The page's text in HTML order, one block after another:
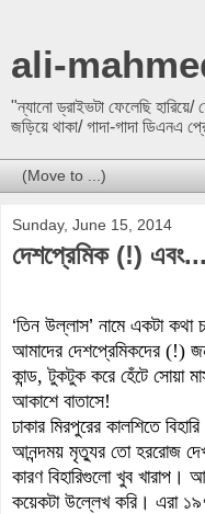
ali-
"ন্যানো ড্রাইভটা ফেলেছি
জড়িয়ে থাকা/ গাদা-গাদা ডিএনএ
Sunday, June 15, 2014
দেশপ্রেমিক (!) এবং...
‘তিন উল্লাস’ নামে একটা কথা
আমাদের দেশপ্রেমিকদের (!)
কান্ড, টুকটুক করে হেঁটে সোয়া
আকাশে বাতাসে!
ঢাকার মিরপুরের কালশিতে
আনন্দময় মৃত্যুরতো হররোজ
কারণ বিহারিগুলো খুব খারাপ।
কয়েকটা উল্লেখ করি। এরা